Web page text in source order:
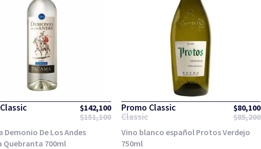
$142,100
$151,100
Demonio De Los Andes
Quebranta 700ml
Promo Classic $80,100
Classic $85,200
Vino blanco español Protos Verdejo
750ml